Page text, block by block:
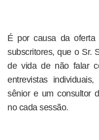
É por causa da
subscritores, que o Sr.
de vida de não falar
entrevistas
sênior e um consultor
no cada sessão.